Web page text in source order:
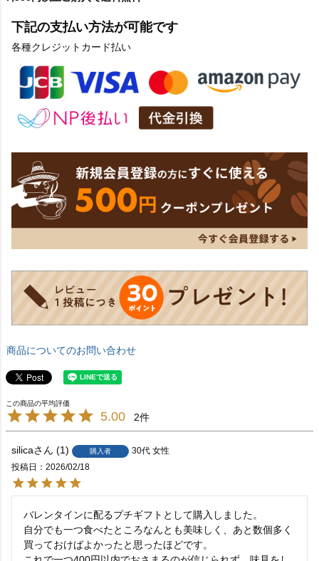
下記の支払い方法が可能です
各種クレジットカード払い
商品についてのお問い合わせ
5.00 2
silica 1 購入者 30代 女性
投稿日
2026/02/18
バレンタインに配るプチギフトとして購入しました。
自分でも一つ食べたところなんとも美味しく、あと数個多く
買っておけばよかったと思ったほどです。